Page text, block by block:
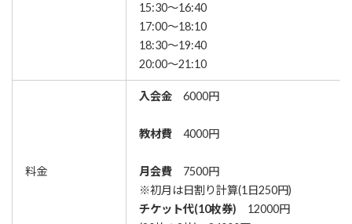
15:30～16:40
17:00～18:10
18:30～19:40
20:00～21:10
料金
入会金 6000円
教材費 4000円
月会費 7500円
※初月は日割り計算(1日250円)
チケット代(10枚券) 12000円